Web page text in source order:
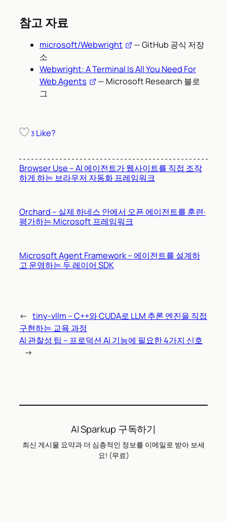
참고 자료
microsoft/Webwright
— GitHub 공식 저장
소
Webwright: A Terminal Is All You Need For
Web Agents
— Microsoft Research 블로
그
3 Like?
Browser Use – AI 에이전트가 웹사이트를 직접 조작
하게 하는 브라우저 자동화 프레임워크
Orchard – 실제 하네스 안에서 오픈 에이전트를 훈련·
평가하는 Microsoft 프레임워크
Microsoft Agent Framework – 에이전트를 설계하
고 운영하는 두 레이어 SDK
← tiny-vllm – C++와 CUDA로 LLM 추론 엔진을 직접
구현하는 교육 과정
AI 관찰성 팁 – 프로덕션 AI 기능에 필요한 4가지 신호
→
AI Sparkup 구독하기
최신 게시물 요약과 더 심층적인 정보를 이메일로 받아 보세
요! (무료)